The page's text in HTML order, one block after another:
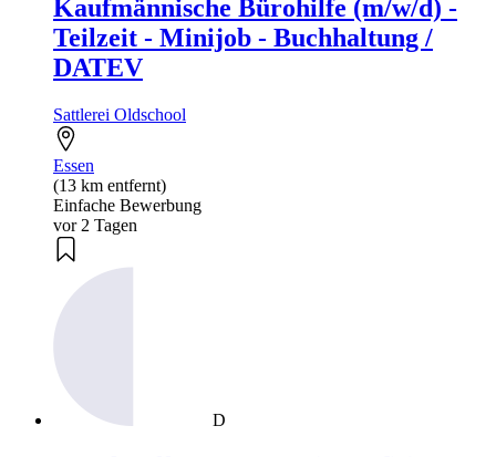
Kaufmännische Bürohilfe (m/w/d) -
Teilzeit - Minijob - Buchhaltung /
DATEV
Sattlerei Oldschool
Essen
(13 km entfernt)
Einfache Bewerbung
vor 2 Tagen
D